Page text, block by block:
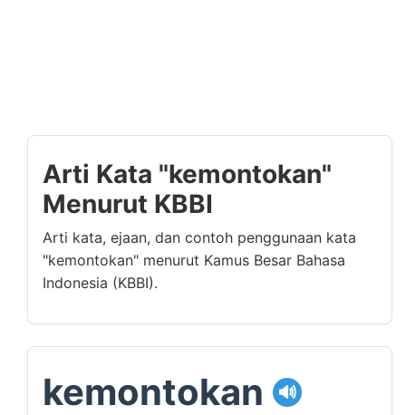
Arti Kata "kemontokan"
Menurut KBBI
Arti kata, ejaan, dan contoh penggunaan kata
"kemontokan" menurut Kamus Besar Bahasa
Indonesia (KBBI).
kemontokan 🔊